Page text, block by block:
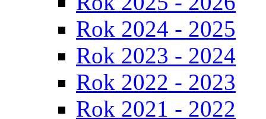
Rok 2024 - 2025
Rok 2023 - 2024
Rok 2022 - 2023
Rok 2021 - 2022